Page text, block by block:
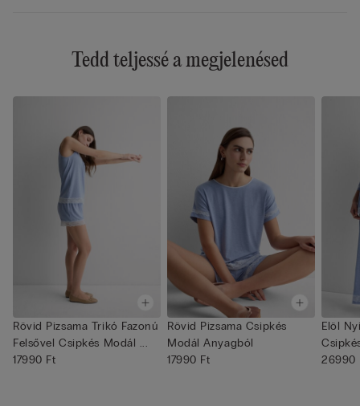
Tedd teljessé a megjelenésed
Rövid Pizsama Trikó Fazonú
Felsővel Csipkés Modál ...
17990 Ft
Rövid Pizsama Csipkés
Modál Anyagból
17990 Ft
Elöl
26990